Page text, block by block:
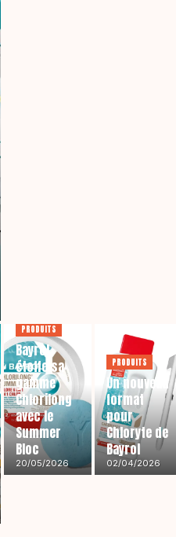
PRODUITS
Bayrol
étoffe sa
gamme
Chlorilong
avec le
Summer
Bloc
20/05/2026
PRODUITS
Un nouveau
format
pour
Chloryte de
Bayrol
02/04/2026